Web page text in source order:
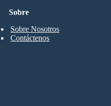
Sobre
Sobre Nosotros
Contáctenos